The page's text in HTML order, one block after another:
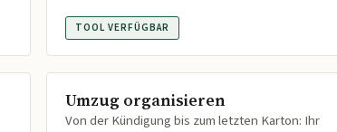
TOOL VERFÜGBAR
Umzug organisieren
Von der Kündigung bis zum letzten Karton: Ihr